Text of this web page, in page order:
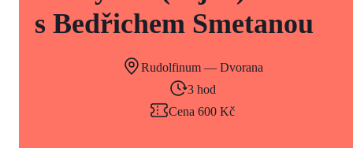
s Bedřichem Smetanou
Rudolfinum — Dvorana
3 hod
Cena 600 Kč